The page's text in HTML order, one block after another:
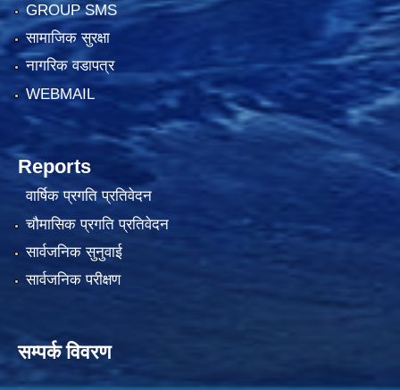
GROUP SMS
सामाजिक सुरक्षा
नागरिक वडापत्र
WEBMAIL
Reports
वार्षिक प्रगति प्रतिवेदन
चौमासिक प्रगति प्रतिवेदन
सार्वजनिक सुनुवाई
सार्वजनिक परीक्षण
सम्पर्क विवरण